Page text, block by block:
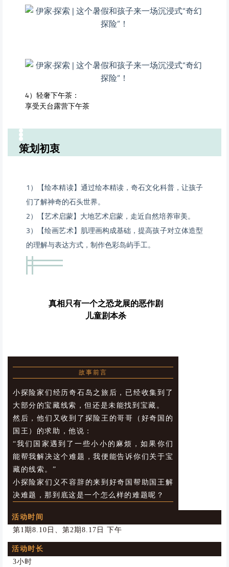
4）轻奢下午茶：
享受天台露营下午茶
策划初衷
1）【绘本精读】通过绘本精读，奇石文化科普，让孩子
们了解神奇的石头世界。
2）【艺术启蒙】大地艺术启蒙，走近自然培养审美。
3）【绘画艺术】肌理画构成基础，提高孩子对立体造型
的理解与表达方式，制作色彩岛屿手工。
真相只有一个之恐龙展的恶作剧
儿童剧本杀
故事前言
小探险家们经历奇石岛之旅后，已经收集到了
大部分的宝藏线索，但还是未能找到宝藏。
然后，他们又收到了探险王的哥哥（好奇国的
国王）的求助，他说：
“我们国家遇到了一些小小的麻烦，如果你们
能帮我解决这个难题，我便能告诉你们关于宝
藏的线索。”
小探险家们义不容辞的来到好奇国帮助国王解
决难题，那到底这是一个怎么样的难题呢？
活动时间
第1期8.10日、第2期8.17日 下午
活动时长
3小时